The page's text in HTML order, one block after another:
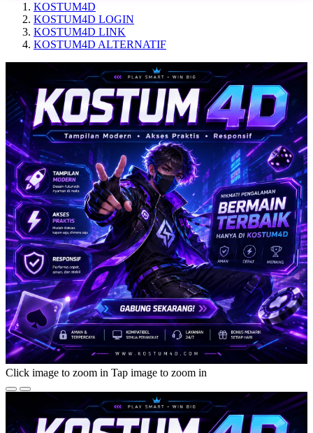
KOSTUM4D
KOSTUM4D LOGIN
KOSTUM4D LINK
KOSTUM4D ALTERNATIF
Click image to zoom in Tap image to zoom in